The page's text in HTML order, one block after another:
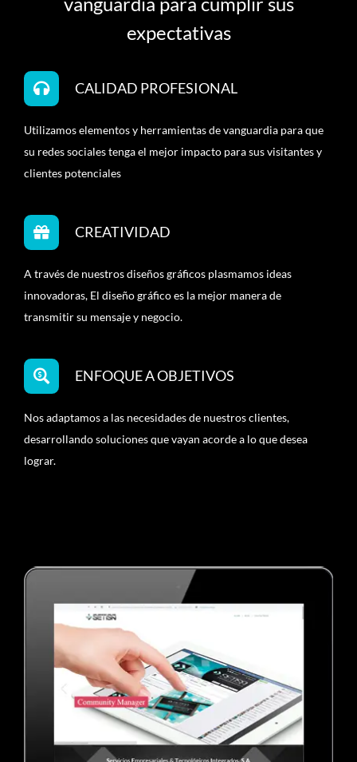
expectativas
CALIDAD PROFESIONAL
Utilizamos elementos y herramientas de vanguardia para que
su redes sociales tenga el mejor impacto para sus visitantes y
clientes potenciales
CREATIVIDAD
A través de nuestros diseños gráficos plasmamos ideas
innovadoras, El diseño gráfico es la mejor manera de
transmitir su mensaje y negocio.
ENFOQUE A OBJETIVOS
Nos adaptamos a las necesidades de nuestros clientes,
desarrollando soluciones que vayan acorde a lo que desea
lograr.